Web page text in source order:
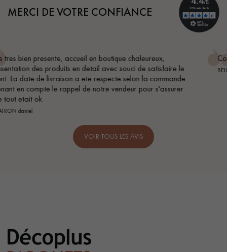
MERCI DE VOTRE CONFIANCE
le
Conseil parfait, échanges fluides. Je recommande
BEILE FRANCK
VOIR TOUS LES AVIS